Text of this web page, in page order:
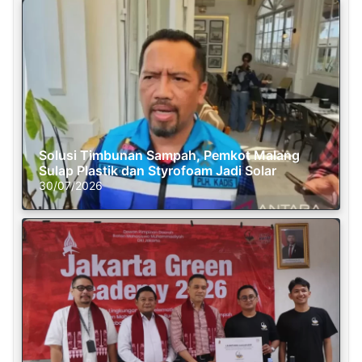
Solusi Timbunan Sampah, Pemkot Malang
Sulap Plastik dan Styrofoam Jadi Solar
30/07/2026